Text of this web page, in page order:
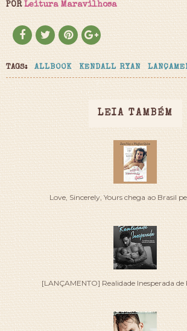
PORLeitura Maravilhosa
TAGS: ALLBOOK KENDALL RYAN
LEIA TAMBÉM
Love, Sincerely, Yours chega ao Brasil
[LANÇAMENTO] Realidade Inesperada de